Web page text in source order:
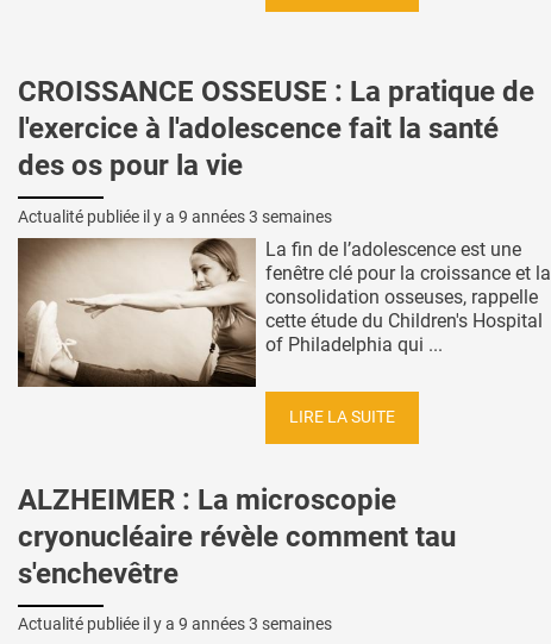
CROISSANCE OSSEUSE : La pratique de
l'exercice à l'adolescence fait la santé
des os pour la vie
Actualité publiée il y a 9 années 3 semaines
La fin de l’adolescence est une
fenêtre clé pour la croissance et la
consolidation osseuses, rappelle
cette étude du Children's Hospital
of Philadelphia qui ...
LIRE LA SUITE
ALZHEIMER : La microscopie
cryonucléaire révèle comment tau
s'enchevêtre
Actualité publiée il y a 9 années 3 semaines